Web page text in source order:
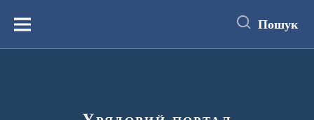
вмістуМеню Пошук